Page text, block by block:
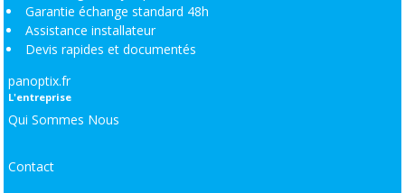
Garantie échange standard 48h
Assistance installateur
Devis rapides et documentés
panoptix.fr
L'entreprise
Qui Sommes Nous
Contact